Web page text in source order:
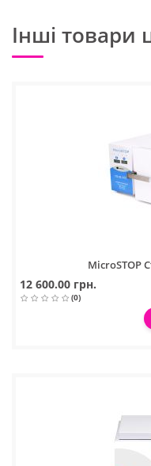
Інші товари
MicroSTOP
12 600.00 грн.
(0)